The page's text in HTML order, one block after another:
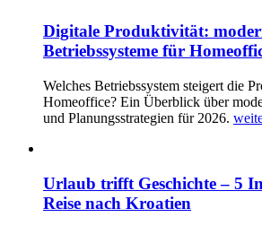
Digitale Produktivität:
Betriebssysteme für
Welches Betriebssystem steigert die
Homeoffice? Ein Überblick über
und Planungsstrategien für 2026.
Urlaub trifft Geschichte – 5
Reise nach Kroatien